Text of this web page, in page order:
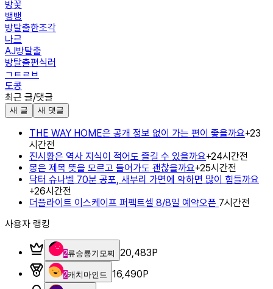
방꽃
뱅뱅
방탈출한조각
나르
AJ방탈출
방탈출편식러
ㄱㅌㄹㅂ
도콩
최근 글/댓글
새 글 새 댓글
THE WAY HOME은 공개 정보 없이 가는 편이 좋을까요+23
시간전
진시황은 역사 지식이 적어도 즐길 수 있을까요+24시간전
몽은 제목 뜻을 모르고 들어가도 괜찮을까요+25시간전
닥터 슈나벨 70분 공포, 새부리 가면에 약하면 많이 힘들까요
+26시간전
더플라이트 이스케이프 퍼펙트셀 8/8일 예약오픈 7시간전
사용자 랭킹
2류승룡기모찌 20,483P
2캐치마인드 16,490P